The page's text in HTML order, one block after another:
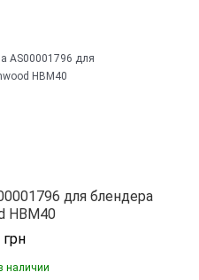
для блендера
HBM40
грн
наличии